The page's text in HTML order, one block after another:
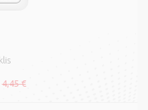
4,45 €